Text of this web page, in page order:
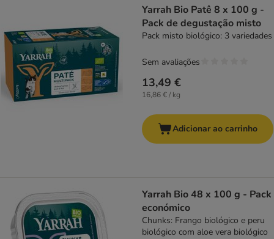
Yarrah Bio Patê 8 x 100 g -
Pack de degustação misto
Pack misto biológico: 3 variedades
13,49 €
16,86 € / kg
Sem avaliações
Adicionar ao carrinho
Yarrah Bio 48 x 100 g - Pack
económico
Chunks: Frango biológico e peru
biológico com aloe vera biológico